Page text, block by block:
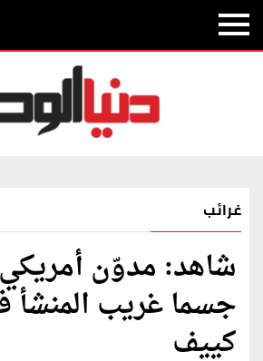
غرائب
شاهد: مدوّن
جسما غريب المنشأ
كييف